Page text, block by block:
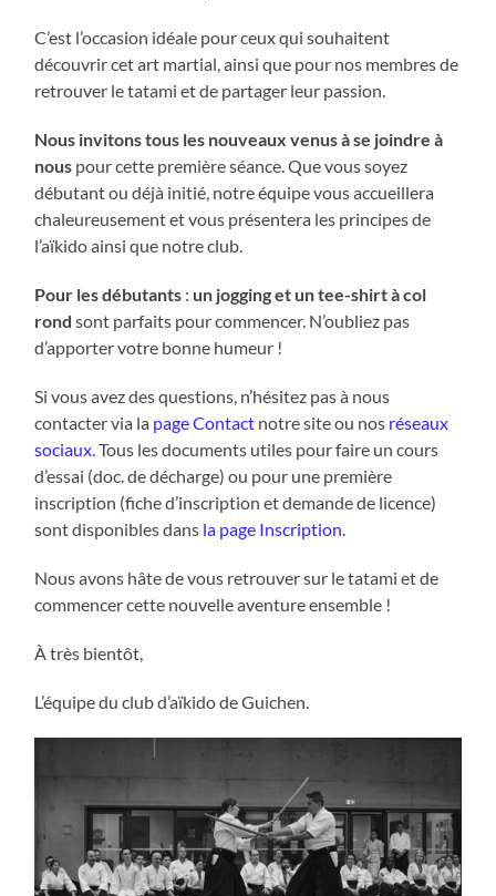
C’est l’occasion idéale pour ceux qui souhaitent
découvrir cet art martial, ainsi que pour nos membres de
retrouver le tatami et de partager leur passion.
Nous invitons tous les nouveaux venus à se joindre à
nous pour cette première séance. Que vous soyez
débutant ou déjà initié, notre équipe vous accueillera
chaleureusement et vous présentera les principes de
l’aïkido ainsi que notre club.
Pour les débutants : un jogging et un tee-shirt à col
rond sont parfaits pour commencer. N’oubliez pas
d’apporter votre bonne humeur !
Si vous avez des questions, n’hésitez pas à nous
contacter via la page Contact notre site ou nos réseaux
sociaux . Tous les documents utiles pour faire un cours
d’essai (doc. de décharge) ou pour une première
inscription (fiche d’inscription et demande de licence)
sont disponibles dans la page Inscription
Nous avons hâte de vous retrouver sur le tatami et de
commencer cette nouvelle aventure ensemble !
À très bientôt,
L’équipe du club d’aïkido de Guichen.